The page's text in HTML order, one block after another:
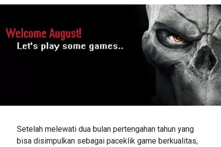
Setelah melewati dua bulan pertengahan tahun yang
bisa disimpulkan sebagai paceklik game berkualitas,